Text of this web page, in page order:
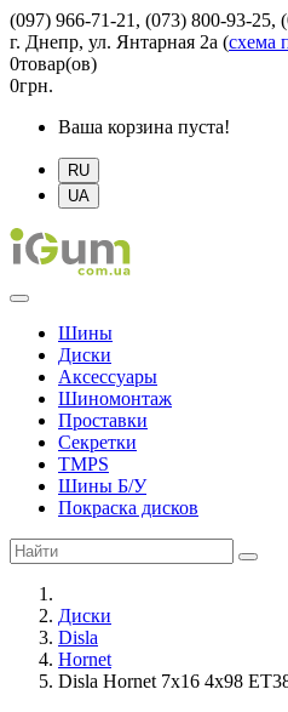
(097) 966-71-21, (073) 800-93-25,
г. Днепр, ул. Янтарная 2а (схема
0товар(ов)
0грн.
Ваша корзина пуста!
RU
UA
Шины
Диски
Аксессуары
Шиномонтаж
Проставки
Секретки
TMPS
Шины Б/У
Покраска дисков
Диски
Disla
Hornet
Disla Hornet 7x16 4x98